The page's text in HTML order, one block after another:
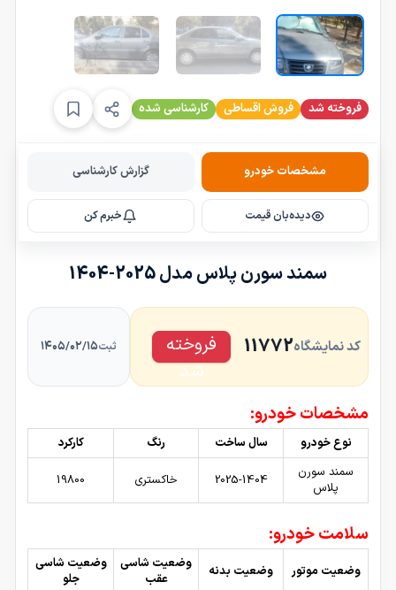
فروخته شد فروش اقساطی کارشناسی شده
مشخصات خودرو گزارش کارشناسی
دیده‌بان قیمت خبرم کن
سمند سورن پلاس مدل 2025-1404
کد نمایشگاه11772
فروخته
شد
ثبت۱۴۰۵/۰۲/۱۵
مشخصات خودرو:
نوع خودرو سال ساخت رنگ
کارکرد
سمند سورن
پلاس
2025-1404 خاکستری 19800
سلامت خودرو:
وضعیت موتور وضعیت بدنه
وضعیت شاسی
عقب
وضعیت شاسی
جلو